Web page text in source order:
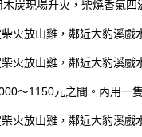
炭現場升火，柴燒香氣四
～1150元之間。內用一